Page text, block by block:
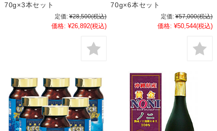
70g×3本セット
定価: ¥28,500(税込)
価格: ¥26,892(税込)
70g×6本セット
定価: ¥57,000(税込)
価格: ¥50,544(税込)